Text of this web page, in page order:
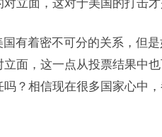
立面，这对于美国的打击才
有着密不可分的关系，但
面，这一点从投票结果中也
？相信现在很多国家心中